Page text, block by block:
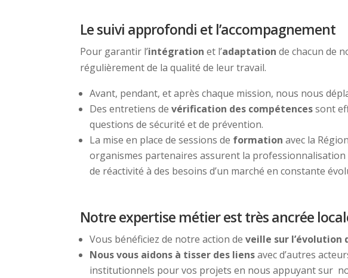
Le suivi approfondi et l’accompagnement
Pour garantir l’intégration et l’adaptation de chacun de
régulièrement de la qualité de leur travail.
Avant, pendant, et après chaque mission, nous nous
Des entretiens devérification des compétencessont
questions de sécurité et de prévention.
La mise en place de sessions de formation avec la
organismes partenaires assurent la professionnalisation
de réactivité à des besoins d’un marché en constante
Notre expertise métier est très ancrée
Vous bénéficiez de notre action deveille sur l’évolution
Nous vous aidons à tisser des liensavec d’autres
institutionnels pour vos projets en nous appuyant sur